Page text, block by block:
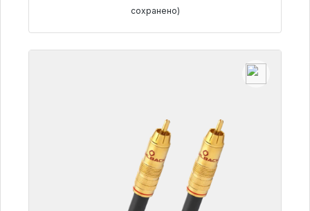
Детали
сохранено)